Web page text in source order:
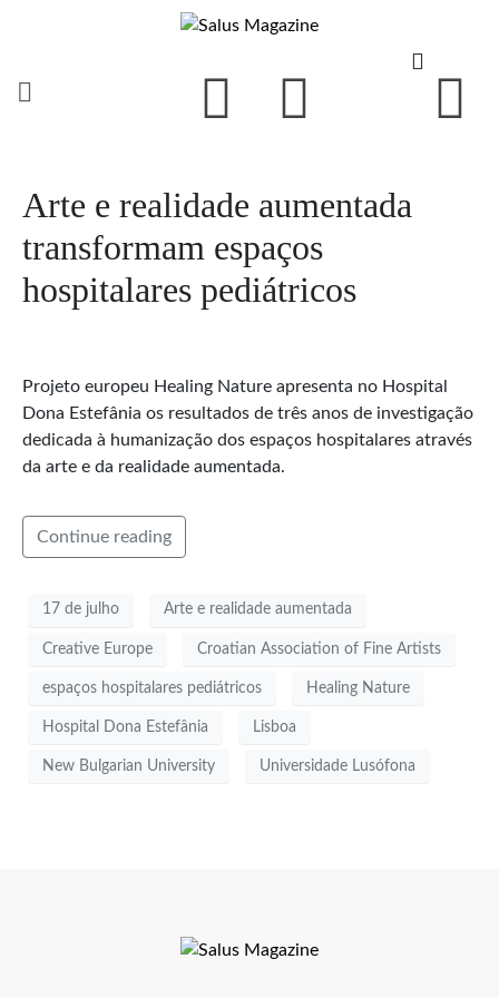
Arte e realidade aumentada
transformam espaços
hospitalares pediátricos
Projeto europeu Healing Nature apresenta no Hospital
Dona Estefânia os resultados de três anos de investigação
dedicada à humanização dos espaços hospitalares através
da arte e da realidade aumentada.
Continue reading
17 de julho Arte e realidade aumentada
Creative Europe Croatian Association of Fine Artists
espaços hospitalares pediátricos Healing Nature
Hospital Dona Estefânia Lisboa
New Bulgarian University Universidade Lusófona